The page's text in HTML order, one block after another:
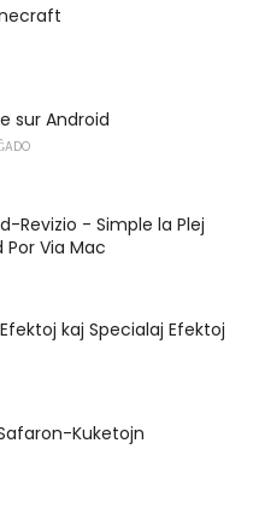
sur Android
Revizio - Simple la Plej
Via Mac
kaj Specialaj Efektoj
Kuketojn